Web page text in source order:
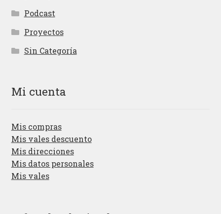
Podcast
Proyectos
Sin Categoría
Mi cuenta
Mis compras
Mis vales descuento
Mis direcciones
Mis datos personales
Mis vales